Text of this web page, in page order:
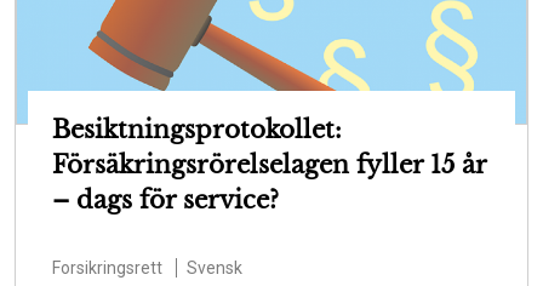
Besiktningsprotokollet:
Försäkringsrörelselagen fyller 15 år
– dags för service?
Forsikringsrett Svensk